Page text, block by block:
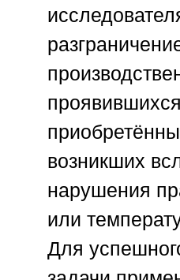
возникших
нарушения
или
Для